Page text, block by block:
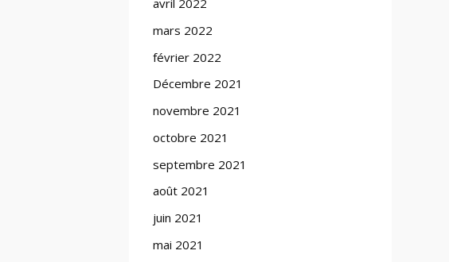
avril 2022
mars 2022
février 2022
Décembre 2021
novembre 2021
octobre 2021
septembre 2021
août 2021
juin 2021
mai 2021